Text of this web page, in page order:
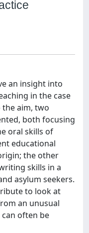
an insight into
in the case
aim, two
both focusing
oral skills of
educational
the other
skills in a
asylum seekers.
to look at
an unusual
often be